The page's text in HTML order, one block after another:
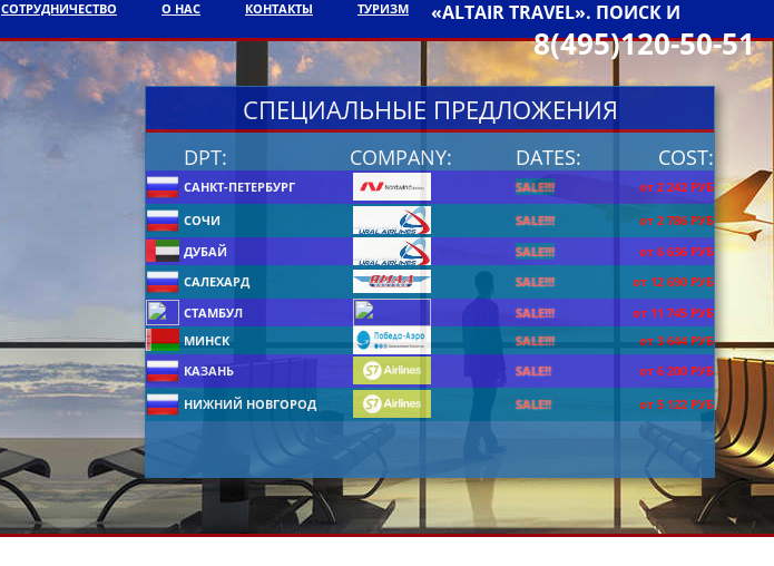
СОТРУДНИЧЕСТВО О НАС КОНТАКТЫ ТУРИЗМ
«ALTAIR TRAVEL». ПОИСК И
8(495)120-50-51
СПЕЦИАЛЬНЫЕ ПРЕДЛОЖЕНИЯ
DPT: COMPANY: DATES: COST:
САНКТ-ПЕТЕРБУРГ SALE!!!
от 2 242 РУБ
СОЧИ
SALE!!!
от 2 786 РУБ
ДУБАЙ
SALE!!!
от 6 636 РУБ
САЛЕХАРД
SALE!!!
от 12 690 РУБ
СТАМБУЛ
SALE!!!
от 11 745 РУБ
МИНСК
SALE!!!
от 3 644 РУБ
КАЗАНЬ
SALE!!
от 6 200 РУБ
НИЖНИЙ НОВГОРОД
SALE!! от 5 122 РУБ